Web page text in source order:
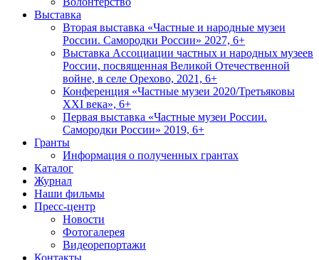
Выставка
Вторая выставка «Частные и народные музеи
России. Самородки России» 2027, 6+
Выставка Ассоциации частных и народных музеев
России, посвященная Великой Отечественной
войне, в селе Орехово, 2021, 6+
Конференция «Частные музеи 2020/Третьяковы
XXI века», 6+
Первая выставка «Частные музеи России.
Самородки России» 2019, 6+
Гранты
Информация о полученных грантах
Каталог
Журнал
Наши фильмы
Пресс-центр
Новости
Фотогалерея
Видеорепортажи
Контакты